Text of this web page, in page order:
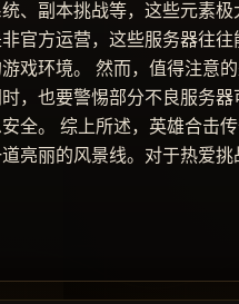
、副本挑战等，这些元素
官方运营，这些服务器往往
戏环境。 然而，值得注意
，也要警惕部分不良服务
全。 综上所述，英雄合击
亮丽的风景线。对于热爱